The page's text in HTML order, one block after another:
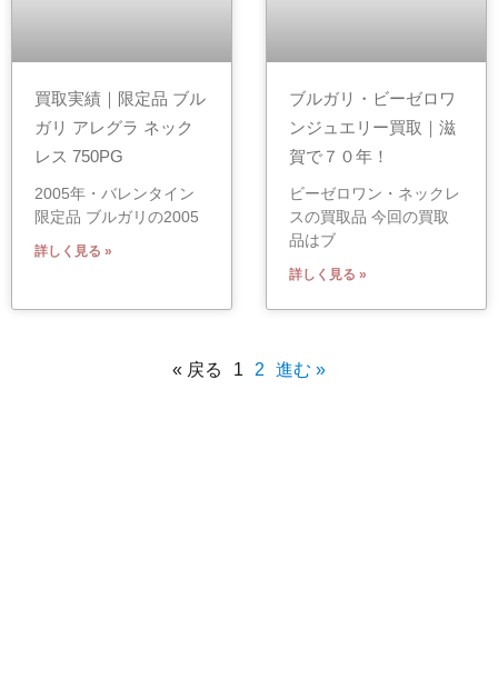
買取実績｜限定品 ブル
ガリ アレグラ ネック
レス 750PG
2005年・バレンタイン
限定品 ブルガリの2005
詳しく見る »
ブルガリ・ビーゼロワ
ンジュエリー買取｜滋
賀で７０年！
ビーゼロワン・ネックレ
スの買取品 今回の買取
品はブ
詳しく見る »
« 戻る 1 2 進む »